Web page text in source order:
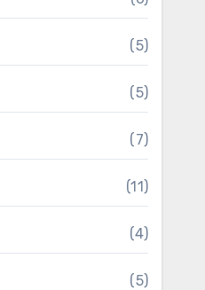
(5)
(5)
(7)
(11)
(4)
(5)